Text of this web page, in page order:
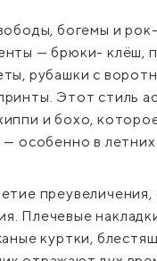
богемы и
— брюки- клёш,
рубашки с
Этот стиль
и бохо,
— особенно в
преувеличения,
Плечевые
куртки,